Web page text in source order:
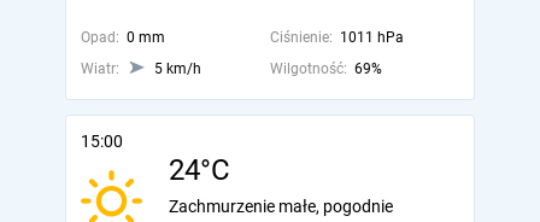
Opad: 0 mm Ciśnienie: 1011 hPa
Wiatr:
5 km/h Wilgotność: 69%
15:00
24°C
Zachmurzenie małe, pogodnie